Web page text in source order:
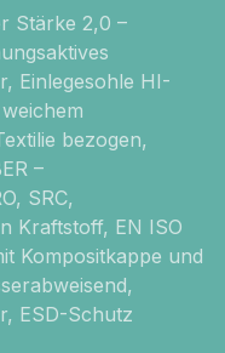
Stärke 2,0 –
Einlegesohle HI-
bezogen,
–
SRC,
Kraftstoff, EN ISO
Kompositkappe und
ESD-Schutz